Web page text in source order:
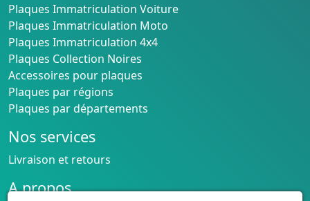
Plaques Immatriculation Voiture
Plaques Immatriculation Moto
Plaques Immatriculation 4x4
Plaques Collection Noires
Accessoires pour plaques
Plaques par régions
Plaques par départements
Nos services
Livraison et retours
A propos